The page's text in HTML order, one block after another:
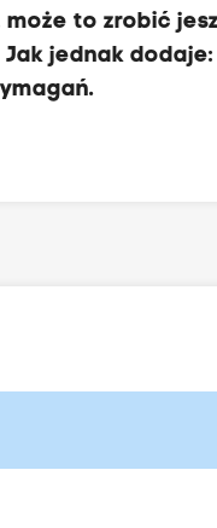
to zrobić
Jak jednak